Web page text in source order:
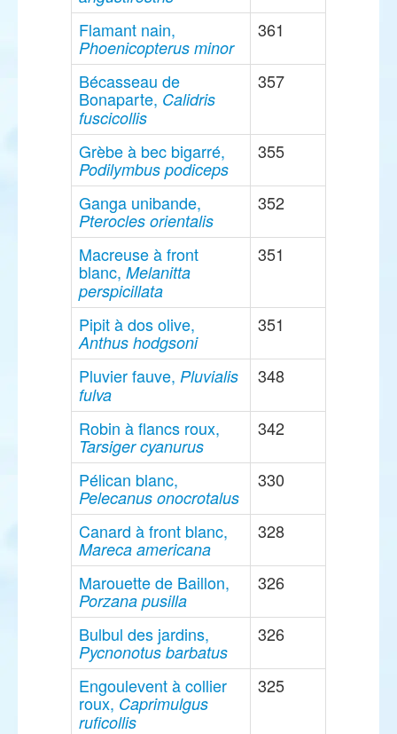
Flamant nain,
Phoenicopterus minor
361
Bécasseau de
Bonaparte, Calidris
fuscicollis
357
Grèbe à bec bigarré,
Podilymbus podiceps
355
Ganga unibande,
Pterocles orientalis
352
Macreuse à front
blanc, Melanitta
perspicillata
351
Pipit à dos olive,
Anthus hodgsoni
351
Pluvier fauve, Pluvialis
fulva
348
Robin à flancs roux,
Tarsiger cyanurus
342
Pélican blanc,
Pelecanus onocrotalus
330
Canard à front blanc,
Mareca americana
328
Marouette de Baillon,
Porzana pusilla
326
Bulbul des jardins,
Pycnonotus barbatus
326
Engoulevent à collier
roux, Caprimulgus
ruficollis
325